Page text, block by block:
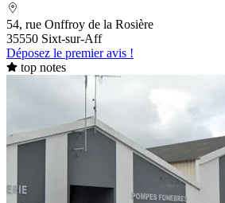
54, rue Onffroy de la Rosière
35550 Sixt-sur-Aff
Déposez le premier avis !
top notes